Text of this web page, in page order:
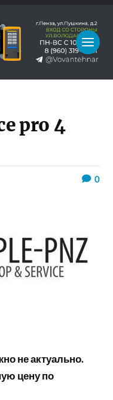
pro 4
0
не актуально.
цену по